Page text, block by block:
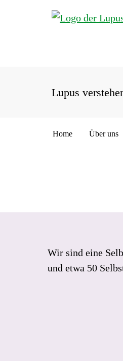
Lupus
Home Über uns
Wir sind eine
und etwa 50